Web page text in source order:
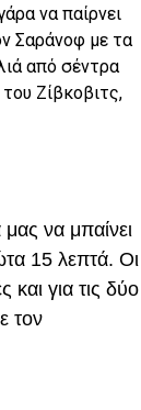
να παίρνει
Σαράνοφ με τα
από σέντρα
Ζίβκοβιτς,
να μπαίνει
15 λεπτά. Οι
και για τις δύο
τον